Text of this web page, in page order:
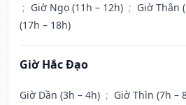
; Giờ Ngọ (11h – 12h) ; Giờ Thân
(17h – 18h)
Giờ Hắc Đạo
Giờ Dần (3h – 4h) ; Giờ Thìn (7h –